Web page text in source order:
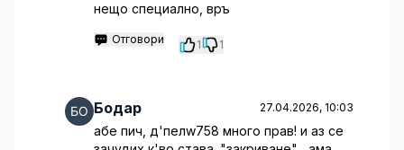
нещо специално, връ
Отговори 1 1
Бодар 27.04.2026, 10:03
абе пич, д'пелw758 много прав! и аз се